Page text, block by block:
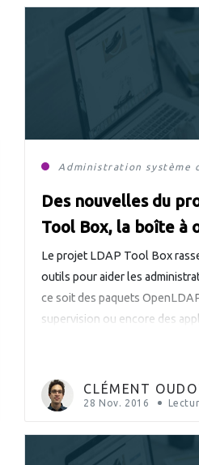
Administration système
Des nouvelles du
Tool Box, la boîte à
les annuaires LDAP
Le projet LDAP Tool Box
outils pour aider les
ce soit des paquets
supervision ou encore des
description du projet : Même
LDAP ont besoin d’aide Tous
CLÉMENT
28 Nov. 2016